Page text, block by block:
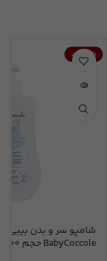
ناموجود
شامپو سر و بدن بیبی
BabyCoccole حجم 400 میلی لیتر